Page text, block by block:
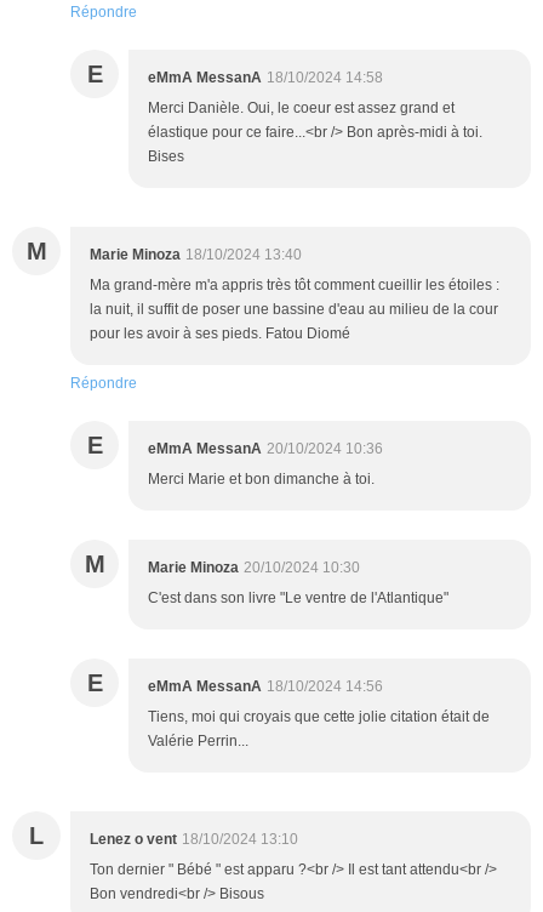
Répondre
E eMmA MessanA 18/10/2024 14:58
Merci Danièle. Oui, le coeur est assez grand et
élastique pour ce faire...<br /> Bon après-midi à toi.
Bises
M Marie Minoza 18/10/2024 13:40
Ma grand-mère m'a appris très tôt comment cueillir les étoiles :
la nuit, il suffit de poser une bassine d'eau au milieu de la cour
pour les avoir à ses pieds. Fatou Diomé
Répondre
E eMmA MessanA 20/10/2024 10:36
Merci Marie et bon dimanche à toi.
M Marie Minoza 20/10/2024 10:30
C'est dans son livre "Le ventre de l'Atlantique"
E eMmA MessanA 18/10/2024 14:56
Tiens, moi qui croyais que cette jolie citation était de
Valérie Perrin...
L Lenez o vent 18/10/2024 13:10
Ton dernier " Bébé " est apparu ?<br /> Il est tant attendu<br />
Bon vendredi<br /> Bisous